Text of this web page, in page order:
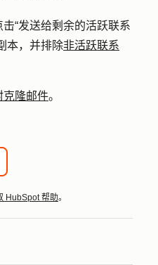
击“发送给剩余的活跃联系
本，并排除非活跃联系
克隆邮件。
HubSpot 帮助。